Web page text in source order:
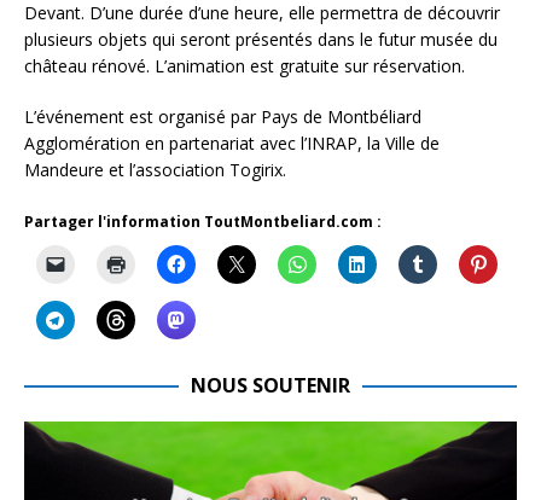
Devant. D’une durée d’une heure, elle permettra de découvrir
plusieurs objets qui seront présentés dans le futur musée du
château rénové. L’animation est gratuite sur réservation.
L’événement est organisé par Pays de Montbéliard
Agglomération en partenariat avec l’INRAP, la Ville de
Mandeure et l’association Togirix.
Partager l'information ToutMontbeliard.com :
NOUS SOUTENIR